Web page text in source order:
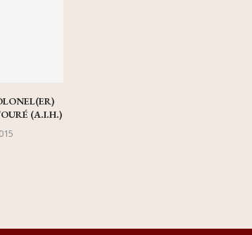
(A.I.H.)